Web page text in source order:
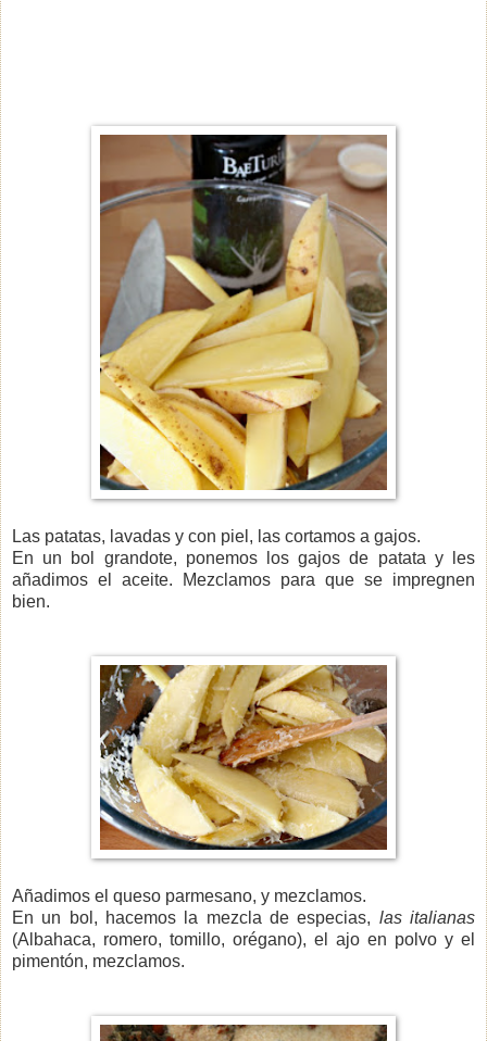
Las patatas, lavadas y con piel, las cortamos a gajos.
En un bol grandote, ponemos los gajos de patata y les
añadimos el aceite. Mezclamos para que se impregnen
bien.
Añadimos el queso parmesano, y mezclamos.
En un bol, hacemos la mezcla de especias, las italianas
(Albahaca, romero, tomillo, orégano), el ajo en polvo y el
pimentón, mezclamos.